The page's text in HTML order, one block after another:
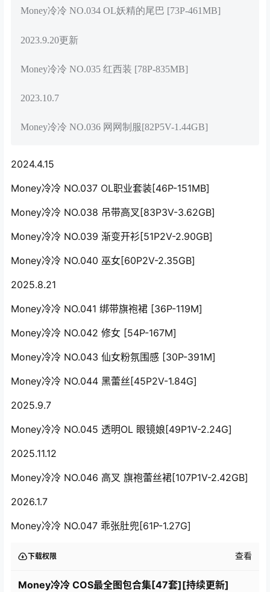
Money冷冷 NO.034 OL妖精的尾巴 [73P-461MB]
2023.9.20更新
Money冷冷 NO.035 红西装 [78P-835MB]
2023.10.7
Money冷冷 NO.036 网网制服[82P5V-1.44GB]
2024.4.15
Money冷冷 NO.037 OL职业套装[46P-151MB]
Money冷冷 NO.038 吊带高叉[83P3V-3.62GB]
Money冷冷 NO.039 渐变开衫[51P2V-2.90GB]
Money冷冷 NO.040 巫女[60P2V-2.35GB]
2025.8.21
Money冷冷 NO.041 绑带旗袍裙 [36P-119M]
Money冷冷 NO.042 修女 [54P-167M]
Money冷冷 NO.043 仙女粉氛围感 [30P-391M]
Money冷冷 NO.044 黑蕾丝[45P2V-1.84G]
2025.9.7
Money冷冷 NO.045 透明OL 眼镜娘[49P1V-2.24G]
2025.11.12
Money冷冷 NO.046 高叉 旗袍蕾丝裙[107P1V-2.42GB]
2026.1.7
Money冷冷 NO.047 乖张肚兜[61P-1.27G]
下载权限 查看
Money冷冷 COS最全图包合集[47套][持续更新]